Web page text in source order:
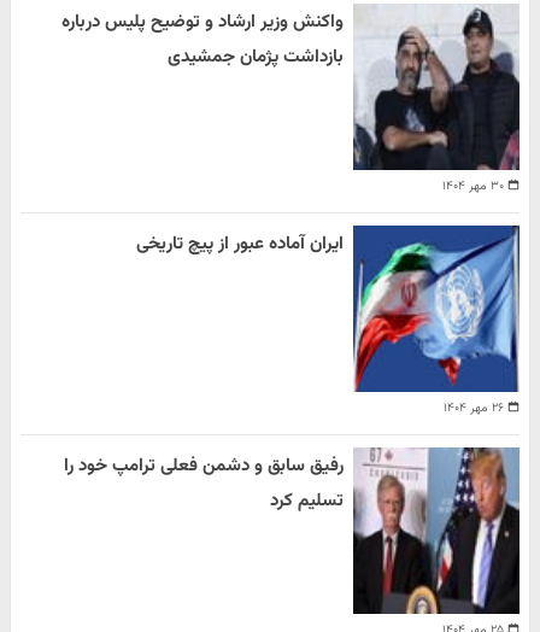
۳۰ مهر ۱۴۰۴
واکنش وزیر ارشاد و توضیح پلیس درباره
بازداشت پژمان جمشیدی
۲۶ مهر ۱۴۰۴
ایران آماده عبور از پیچ تاریخی
رفیق سابق و دشمن فعلی ترامپ خود را
تسلیم کرد